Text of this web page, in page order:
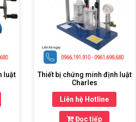
luật
Thiết bị chứng minh định luật
Charles
Liên hệ Hotline
Đọc tiếp